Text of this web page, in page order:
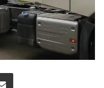
Compartir via Email